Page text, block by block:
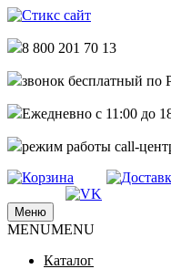
8 800 201 70 13
звонок бесплатный по
Ежедневно с 11:00 до
режим работы call-
Стикс сайт
купить стикс
Меню
MENUMENU
Каталог